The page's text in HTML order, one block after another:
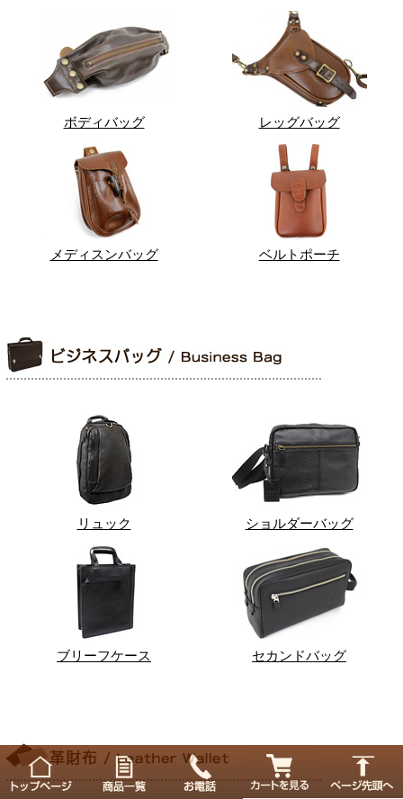
ボディバッグ レッグバッグ
メディスンバッグ ベルトポーチ
リュック ショルダーバッグ
ブリーフケース セカンドバッグ